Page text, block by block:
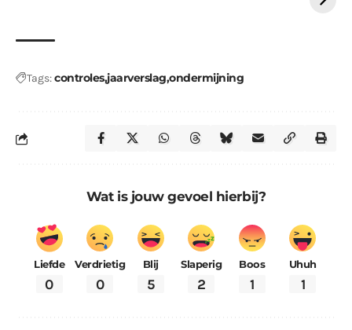
Tags:controlesjaarverslag ondermijning
Wat is jouw gevoel hierbij?
Liefde
0
Verdrietig
0
Blij
5
Slaperig
2
Boos
1
Uhuh
1